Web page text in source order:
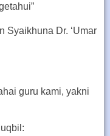
Syaikhuna Dr. ‘Umar
guru kami, yakni